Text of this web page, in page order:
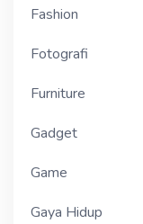
Fashion
Fotografi
Furniture
Gadget
Game
Gaya Hidup